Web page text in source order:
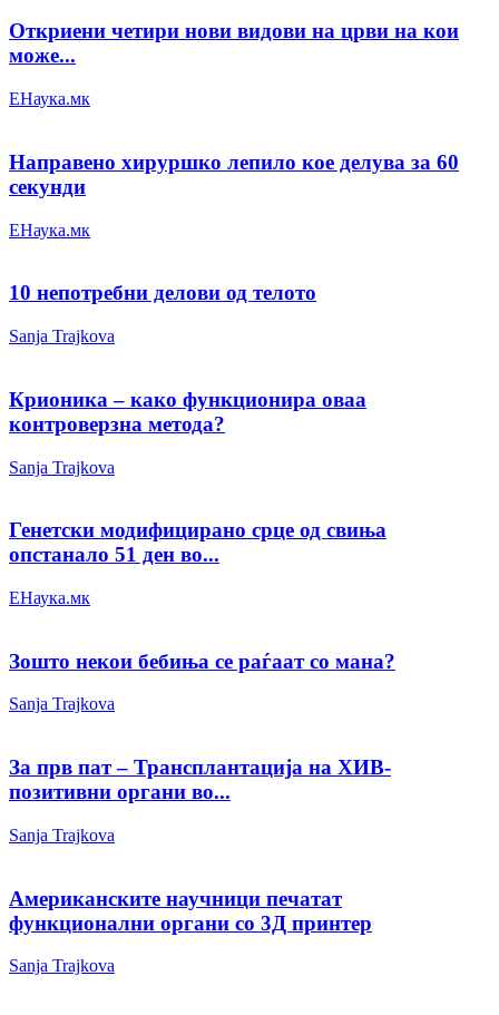
Откриени четири нови видови на црви на кои
може...
ЕНаука.мк
Направено хируршко лепило кое делува за 60
секунди
ЕНаука.мк
10 непотребни делови од телото
Sanja Trajkova
Крионика – како функционира оваа
контроверзна метода?
Sanja Trajkova
Генетски модифицирано срце од свиња
опстанало 51 ден во...
ЕНаука.мк
Зошто некои бебиња се раѓаат со мана?
Sanja Trajkova
За прв пат – Трансплантација на ХИВ-
позитивни органи во...
Sanja Trajkova
Американските научници печатат
функционални органи со 3Д принтер
Sanja Trajkova